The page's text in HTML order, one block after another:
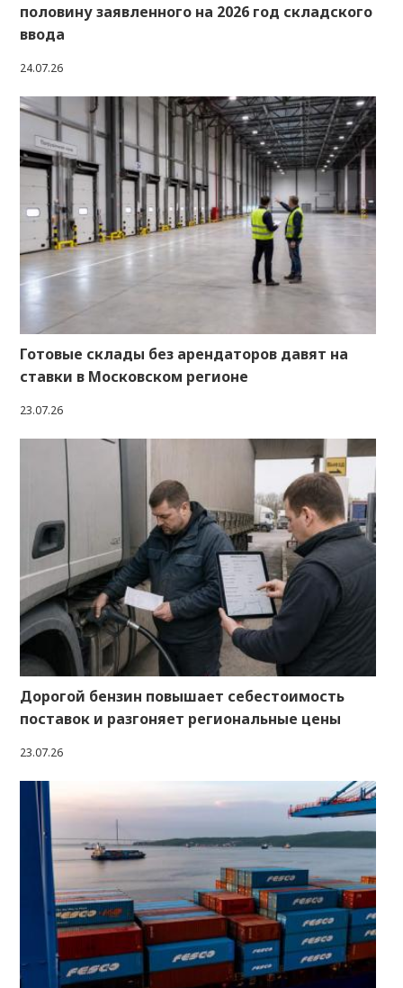
половину заявленного на 2026 год складского
ввода
24.07.26
Готовые склады без арендаторов давят на
ставки в Московском регионе
23.07.26
Дорогой бензин повышает себестоимость
поставок и разгоняет региональные цены
23.07.26